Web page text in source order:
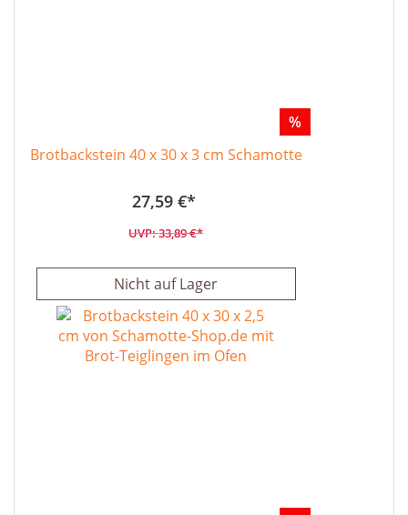
%
Brotbackstein 40 x 30 x 3 cm Schamotte
27,59 €
33,89 €
Nicht auf Lager